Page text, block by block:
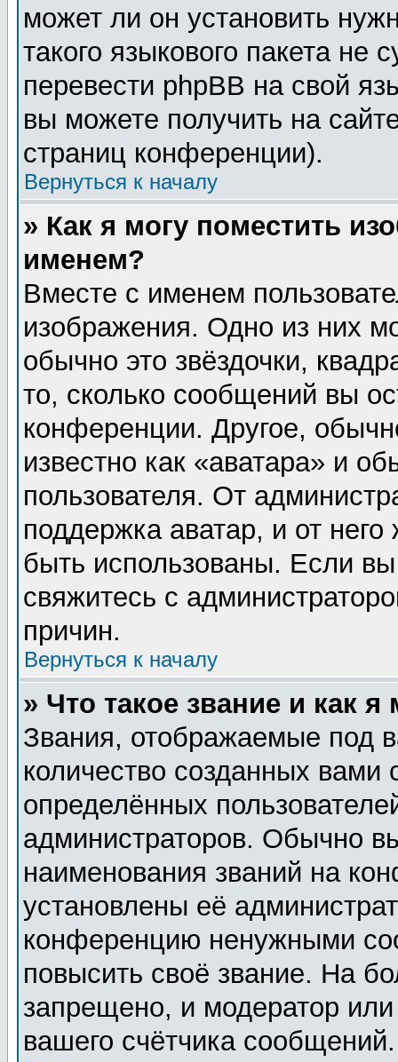
может ли он установить
такого языкового пакета не
перевести phpBB на свой
вы можете получить на
страниц конференции).
Вернуться к началу
» Как я могу поместить
именем?
Вместе с именем
изображения. Одно из них
обычно это звёздочки,
то, сколько сообщений вы
конференции. Другое,
известно как «аватара» и
пользователя. От
поддержка аватар, и от него
быть использованы. Если
свяжитесь с
причин.
Вернуться к началу
» Что такое звание и как я
Звания, отображаемые под
количество созданных
определённых
администраторов. Обычно
наименования званий на
установлены её
конференцию ненужными
повысить своё звание. На
запрещено, и модератор
вашего счётчика сообщений.